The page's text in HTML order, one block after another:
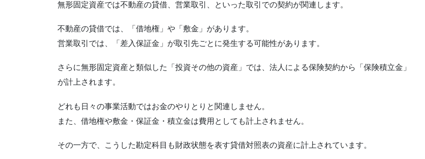
無形固定資産では不動産の貸借、営業取引、といった取引での契約が関連します。
不動産の貸借では、「借地権」や「敷金」があります。
営業取引では、「差入保証金」が取引先ごとに発生する可能性があります。
さらに無形固定資産と類似した「投資その他の資産」では、法人による保険契約から「保険積立金」
が計上されます。
どれも日々の事業活動ではお金のやりとりと関連しません。
また、借地権や敷金・保証金・積立金は費用としても計上されません。
その一方で、こうした勘定科目も財政状態を表す貸借対照表の資産に計上されています。